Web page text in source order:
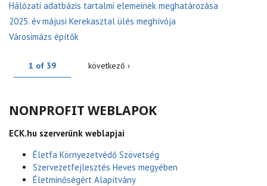
Hálózati adatbázis tartalmi elemeinek meghatározása
2025. év májusi Kerekasztal ülés meghívója
Városimázs építők
1 of 39 következő ›
NONPROFIT WEBLAPOK
ECK.hu szerverünk weblapjai
Életfa Környezetvédő Szövetség
Szervezetfejlesztés Heves megyében
Életminőségért Alapítvány